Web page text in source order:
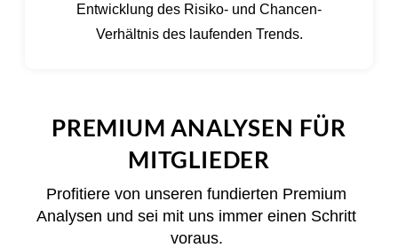
Entwicklung des Risiko- und Chancen-
Verhältnis des laufenden Trends.
PREMIUM ANALYSEN FÜR
MITGLIEDER
Profitiere von unseren fundierten Premium
Analysen und sei mit uns immer einen Schritt
voraus.